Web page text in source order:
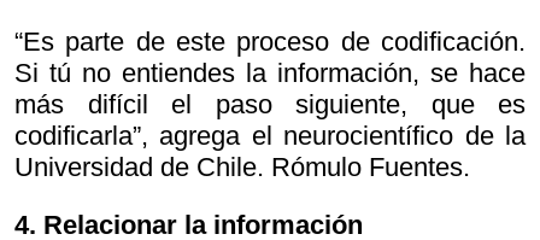
“Es parte de este proceso de codificación.
Si tú no entiendes la información, se hace
más difícil el paso siguiente, que es
codificarla”, agrega el neurocientífico de la
Universidad de Chile. Rómulo Fuentes.
4. Relacionar la información